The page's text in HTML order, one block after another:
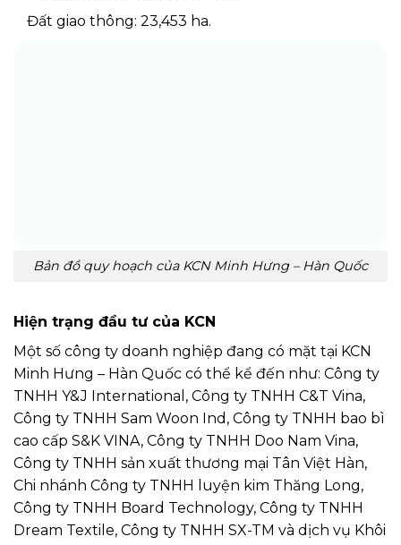
Đất giao thông: 23,453 ha.
Bản đồ quy hoạch của KCN Minh Hưng – Hàn Quốc
Hiện trạng đầu tư của KCN
Một số công ty doanh nghiệp đang có mặt tại KCN
Minh Hưng – Hàn Quốc có thể kể đến như: Công ty
TNHH Y&J International, Công ty TNHH C&T Vina,
Công ty TNHH Sam Woon Ind, Công ty TNHH bao bì
cao cấp S&K VINA, Công ty TNHH Doo Nam Vina,
Công ty TNHH sản xuất thương mại Tân Việt Hàn,
Chi nhánh Công ty TNHH luyện kim Thăng Long,
Công ty TNHH Board Technology, Công ty TNHH
Dream Textile, Công ty TNHH SX-TM và dịch vụ Khôi